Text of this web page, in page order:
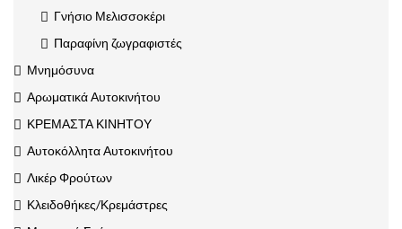
Γνήσιο Μελισσοκέρι
Παραφίνη ζωγραφιστές
Μνημόσυνα
Αρωματικά Αυτοκινήτου
ΚΡΕΜΑΣΤΑ ΚΙΝΗΤΟΥ
Αυτοκόλλητα Αυτοκινήτου
Λικέρ Φρούτων
Κλειδοθήκες/Κρεμάστρες